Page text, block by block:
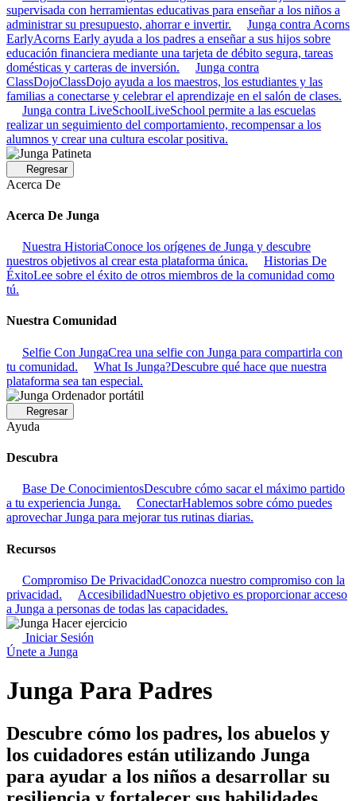
supervisada con herramientas educativas para enseñar a los niños a
administrar su presupuesto, ahorrar e invertir.
Junga contra Acorns
EarlyAcorns Early ayuda a los padres a enseñar a sus hijos sobre
educación financiera mediante una tarjeta de débito segura, tareas
domésticas y carteras de inversión.
Junga contra
ClassDojoClassDojo ayuda a los maestros, los estudiantes y las
familias a conectarse y celebrar el aprendizaje en el salón de clases.
Junga contra LiveSchoolLiveSchool permite a las escuelas
realizar un seguimiento del comportamiento, recompensar a los
alumnos y crear una cultura escolar positiva.
Regresar
Acerca De
Acerca De Junga
Nuestra HistoriaConoce los orígenes de Junga y descubre
nuestros objetivos al crear esta plataforma única.
Historias De
ÉxitoLee sobre el éxito de otros miembros de la comunidad como
tú.
Nuestra Comunidad
Selfie Con JungaCrea una selfie con Junga para compartirla con
tu comunidad.
What Is Junga?Descubre qué hace que nuestra
plataforma sea tan especial.
Regresar
Ayuda
Descubra
Base De ConocimientosDescubre cómo sacar el máximo partido
a tu experiencia Junga.
ConectarHablemos sobre cómo puedes
aprovechar Junga para mejorar tus rutinas diarias.
Recursos
Compromiso De PrivacidadConozca nuestro compromiso con la
privacidad.
AccesibilidadNuestro objetivo es proporcionar acceso
a Junga a personas de todas las capacidades.
Iniciar Sesión
Únete a Junga
Junga Para Padres
Descubre cómo los padres, los abuelos y
los cuidadores están utilizando Junga
para ayudar a los niños a desarrollar su